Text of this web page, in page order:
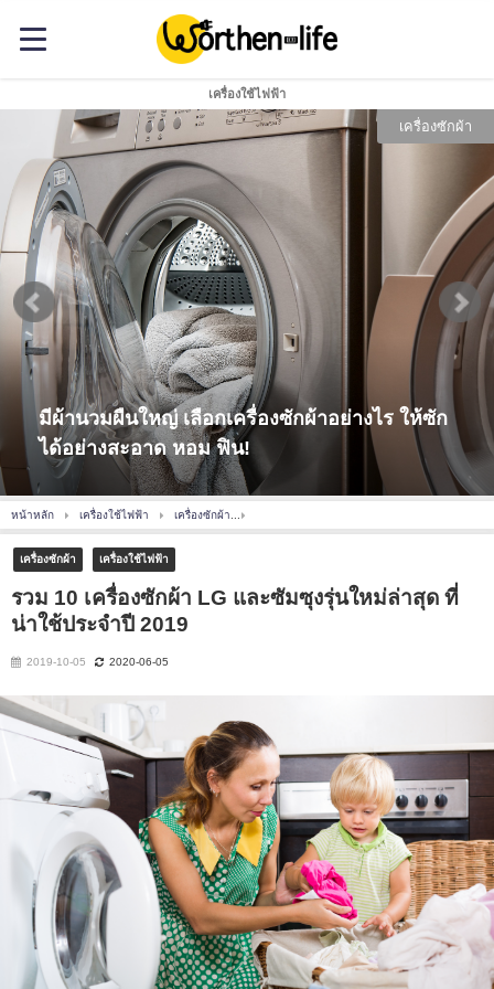
เครื่องใช้ไฟฟ้า
เครื่องซักผ้า
มีผ้านวมผืนใหญ่ เลือกเครื่องซักผ้าอย่างไร ให้ซัก
ได้อย่างสะอาด หอม ฟิน!
หน้าหลัก เครื่องใช้ไฟฟ้า เครื่องซักผ้า
เครื่องซักผ้า เครื่องใช้ไฟฟ้า
รวม 10 เครื่องซักผ้า LG และซัมซุงรุ่นใหม่ล่าสุด ที่
น่าใช้ประจำปี 2019
2019-10-05 2020-06-05